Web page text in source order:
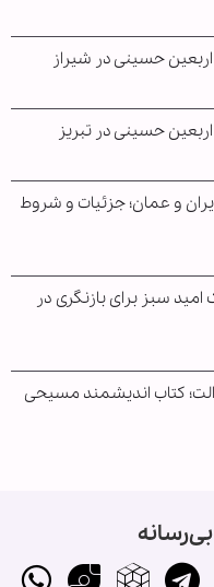
حسینی در شیراز
حسینی در تبریز
ایران و عمان؛ جزئیات و شروط
سبز برای بازنگری در
کتاب اندیشمند مسیحی